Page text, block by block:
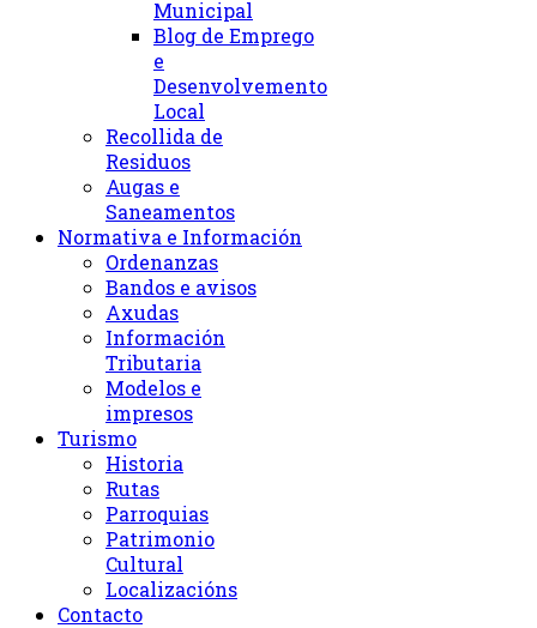
Municipal
Blog de Emprego
e
Desenvolvemento
Local
Recollida de
Residuos
Augas e
Saneamentos
Normativa e Información
Ordenanzas
Bandos e avisos
Axudas
Información
Tributaria
Modelos e
impresos
Turismo
Historia
Rutas
Parroquias
Patrimonio
Cultural
Localizacións
Contacto